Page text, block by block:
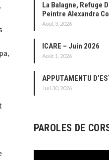
La Balagne, Refuge
Peintre Alexandra
Août 3, 2026
ICARE – Juin 2026
Août 1, 2026
APPUTAMENTU
Juil 30, 2026
PAROLES DE